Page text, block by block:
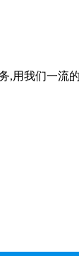
用我们一流